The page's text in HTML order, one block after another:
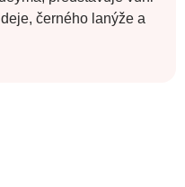
černého lanýže a